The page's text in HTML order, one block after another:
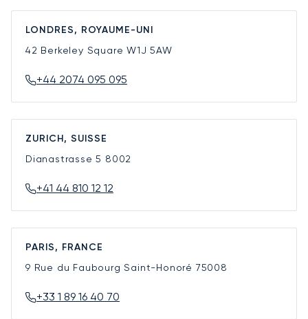
LONDRES, ROYAUME-UNI
42 Berkeley SquareW1J 5AW
+44 2074 095 095
ZURICH, SUISSE
Dianastrasse 5 8002
+41 44 810 12 12
PARIS, FRANCE
9 Rue du Faubourg Saint-Honoré 75008
+33 1 89 16 40 70